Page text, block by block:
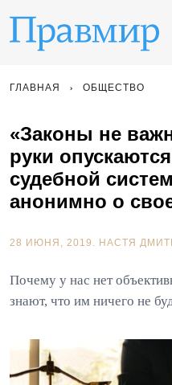
ГЛАВНАЯ ОБЩЕСТВО
«Законы не
руки
судебной
анонимно о
28 ИЮНЯ, 2019. НАСТЯ
Почему у нас нет
знают, что им ничего не